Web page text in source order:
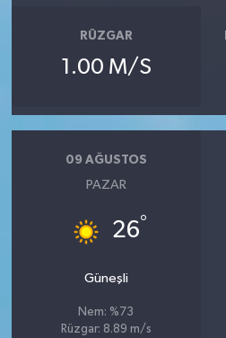
RÜZGAR
1.00 M/S
09 AĞUSTOS
PAZAR
26°
Güneşli
Nem: %73
Rüzgar: 8.89 m/s